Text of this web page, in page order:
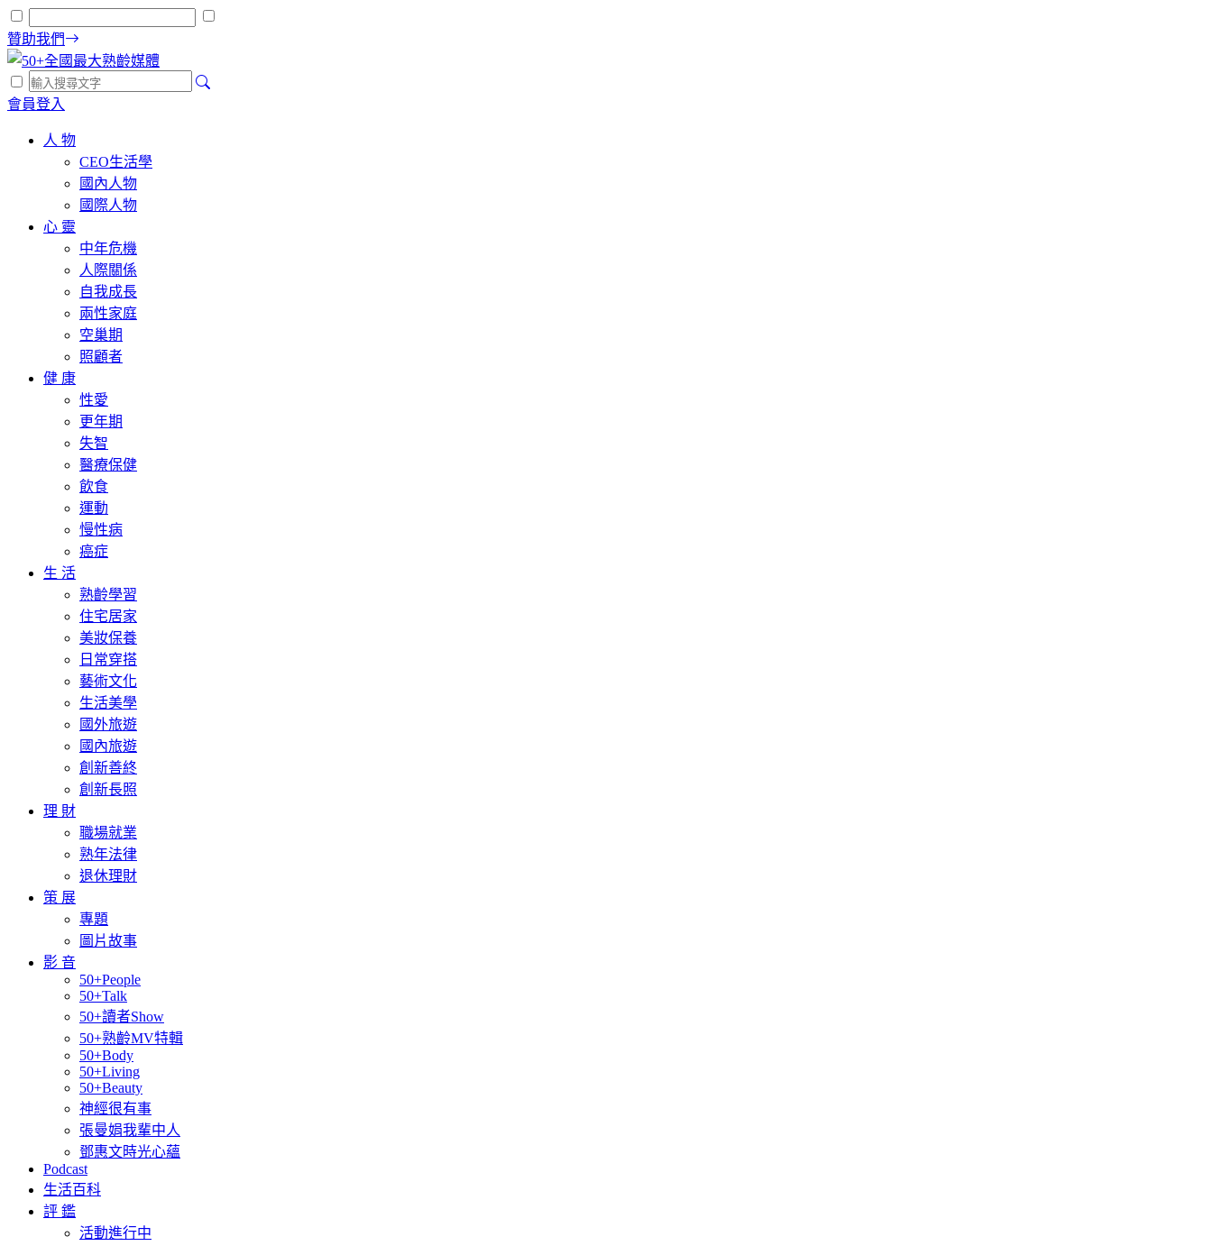
贊助我們
會員登入
人 物
CEO生活學
國內人物
國際人物
心 靈
中年危機
人際關係
自我成長
兩性家庭
空巢期
照顧者
健 康
性愛
更年期
失智
醫療保健
飲食
運動
慢性病
癌症
生 活
熟齡學習
住宅居家
美妝保養
日常穿搭
藝術文化
生活美學
國外旅遊
國內旅遊
創新善終
創新長照
理 財
職場就業
熟年法律
退休理財
策 展
專題
圖片故事
影 音
50+People
50+Talk
50+讀者Show
50+熟齡MV特輯
50+Body
50+Living
50+Beauty
神經很有事
張曼娟我輩中人
鄧惠文時光心蘊
Podcast
生活百科
評 鑑
活動進行中